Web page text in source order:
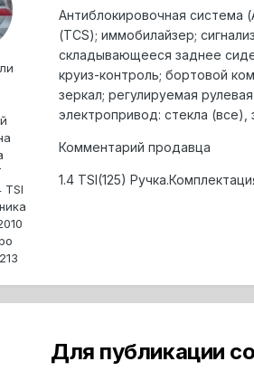
TSI
Антиблокировочная система
(TCS); иммобилайзер;
складывающееся заднее
круиз-контроль; бортовой
зеркал; регулируемая
электропривод: стекла (все),
Комментарий продавца
1.4 TSI(125)
Для публикации